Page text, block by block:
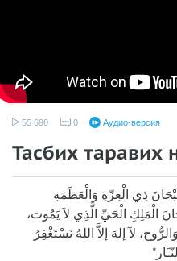
55 690 0 Аудио-версия
Тасбих таравих
ذِي الْعِزّةِ وَالْعَظَمَةِ
الْمَلِكِ الْحَيِّ الَّذِي لاَ يَمُوت،
لآ إلهَ إلاَّ اللهُ نَسْتَغْفِرُ